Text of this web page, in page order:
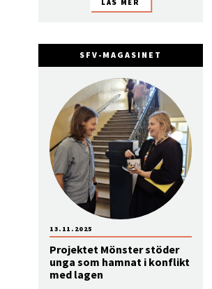
SFV-MAGASINET
Projektet Mönster stöder
unga som hamnat i konflikt
med lagen
13.11.2025